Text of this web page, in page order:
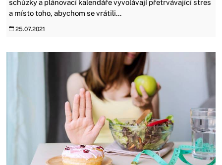
schůzky a plánovací kalendáře vyvolávají přetrvávající stres
a místo toho, abychom se vrátili...
25.07.2021